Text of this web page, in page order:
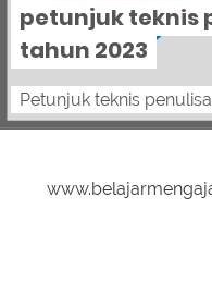
petunjuk teknis
tahun 2023